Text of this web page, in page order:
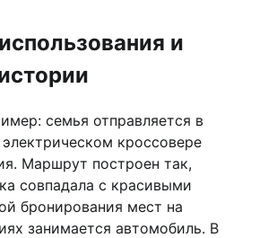
и
семья отправляется в
кроссовере
Маршрут построен так,
совпадала с красивыми
бронирования мест на
занимается автомобиль. В